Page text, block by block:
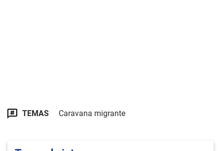
TEMAS Caravana migrante